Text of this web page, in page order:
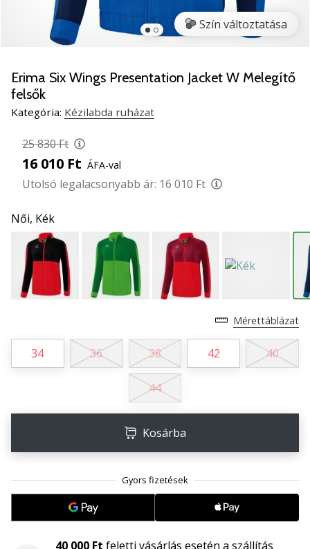
Ismerd
új
PUMA
Accelerate
NITRO
5
kézilabda
cipőket!
fel
a
technikai
újdonságokat
és
nézd
meg,
2024.11.25.
Légy
kézilabda
nagykövete
is
Szín változtatása
Erima Six Wings Presentation Jacket W Melegítő
felsők
Kategória: Kézilabda ruházat
25 830 Ft
16 010 Ft ÁFA-val
Utolsó legalacsonyabb ár: 16 010 Ft
Női, Kék
Mérettáblázat
34 36 38 42 40
44
Kosárba
40 000 Ft feletti vásárlás esetén a szállítás